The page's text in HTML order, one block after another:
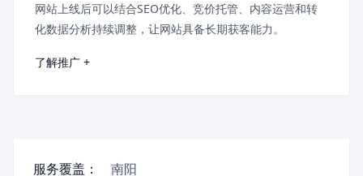
网站上线后可以结合SEO优化、竞价托管、内容运营和转
化数据分析持续调整，让网站具备长期获客能力。
了解推广 +
服务覆盖： 南阳